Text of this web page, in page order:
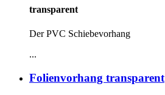
transparent
Der PVC Schiebevorhang
...
Folienvorhang transparent